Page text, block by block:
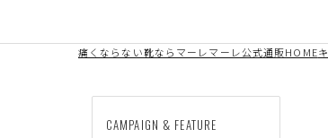
痛くならない靴ならマーレマーレ公式通販HOME
CAMPAIGN & FEATURE
mâRe mâRe
mâRe sophis
mâRe aero